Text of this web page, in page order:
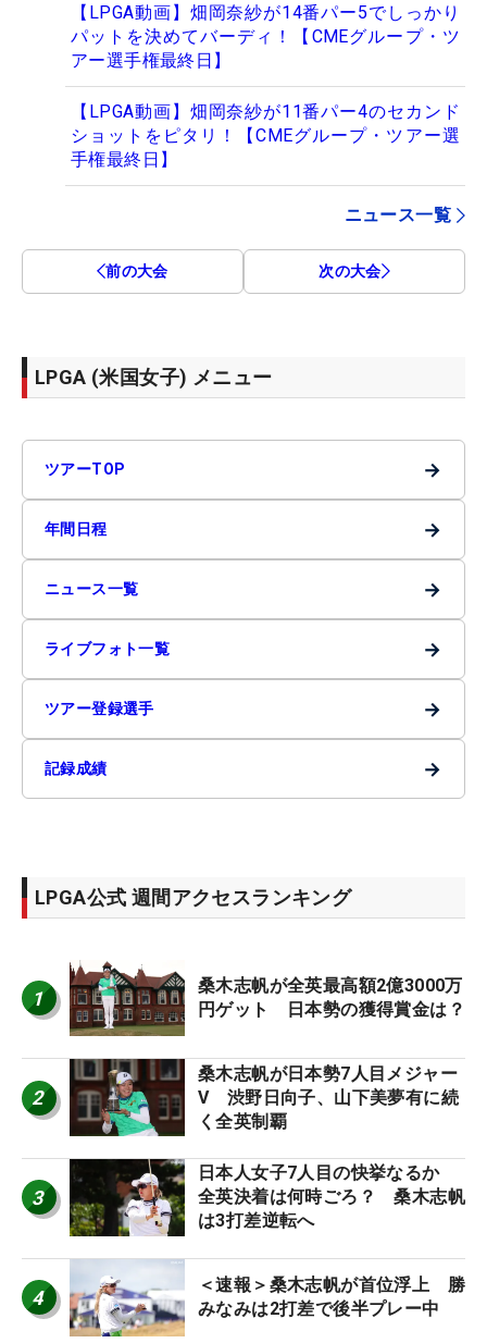
【LPGA動画】畑岡奈紗が14番パー5でしっかり
パットを決めてバーディ！【CMEグループ・ツ
アー選手権最終日】
【LPGA動画】畑岡奈紗が11番パー4のセカンド
ショットをピタリ！【CMEグループ・ツアー選
手権最終日】
ニュース一覧
前の大会 次の大会
LPGA (米国女子) メニュー
ツアーTOP →
年間日程 →
ニュース一覧 →
ライブフォト一覧 →
ツアー登録選手 →
記録成績 →
LPGA公式 週間アクセスランキング
1
桑木志帆が全英最高額2億3000万
円ゲット 日本勢の獲得賞金は？
2
桑木志帆が日本勢7人目メジャー
V 渋野日向子、山下美夢有に続
く全英制覇
3
日本人女子7人目の快挙なるか
全英決着は何時ごろ？ 桑木志帆
は3打差逆転へ
4
＜速報＞桑木志帆が首位浮上 勝
みなみは2打差で後半プレー中